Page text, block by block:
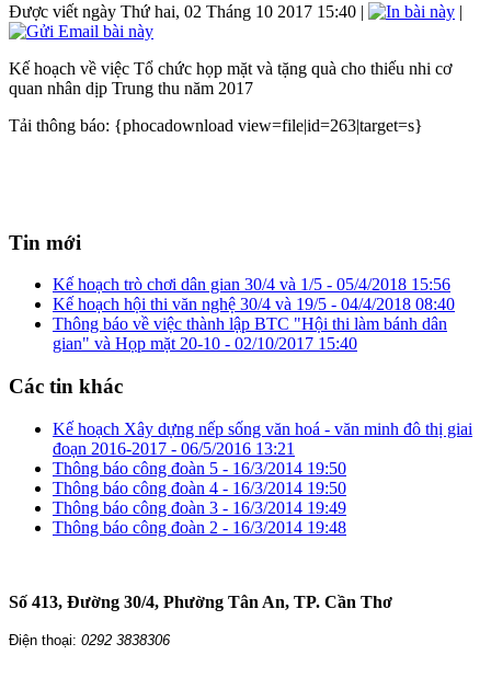
Được viết ngày Thứ hai, 02 Tháng 10 2017 15:40 | |
Kế hoạch về việc Tổ chức họp mặt và tặng quà cho thiếu nhi cơ
quan nhân dịp Trung thu năm 2017
Tải thông báo: {phocadownload view=file|id=263|target=s}
Tin mới
Kế hoạch trò chơi dân gian 30/4 và 1/5 - 05/4/2018 15:56
Kế hoạch hội thi văn nghệ 30/4 và 19/5 - 04/4/2018 08:40
Thông báo về việc thành lập BTC "Hội thi làm bánh dân
gian" và Họp mặt 20-10 - 02/10/2017 15:40
Các tin khác
Kế hoạch Xây dựng nếp sống văn hoá - văn minh đô thị giai
đoạn 2016-2017 - 06/5/2016 13:21
Thông báo công đoàn 5 - 16/3/2014 19:50
Thông báo công đoàn 4 - 16/3/2014 19:50
Thông báo công đoàn 3 - 16/3/2014 19:49
Thông báo công đoàn 2 - 16/3/2014 19:48
Số 413, Đường 30/4, Phường Tân An, TP. Cần Thơ
Điện thoại: 0292 3838306